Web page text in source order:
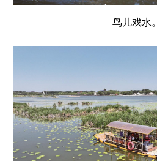
鸟儿戏水。